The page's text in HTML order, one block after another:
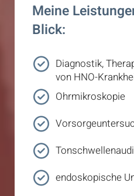
Meine
Blick:
Diagnostik,
von HNO-
Ohrmikroskopie
endoskopische